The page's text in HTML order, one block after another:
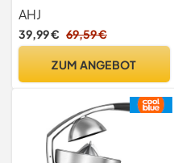
Einfüllöffnung,100% BPA-
frei, Kaltentsafter für
Ganzes Obst & Gemüse,
Trinkgläser Inklusive, Ideal
Geburtstagsgeschenk
AHJ
39,99 € 69,59 €
ZUM ANGEBOT